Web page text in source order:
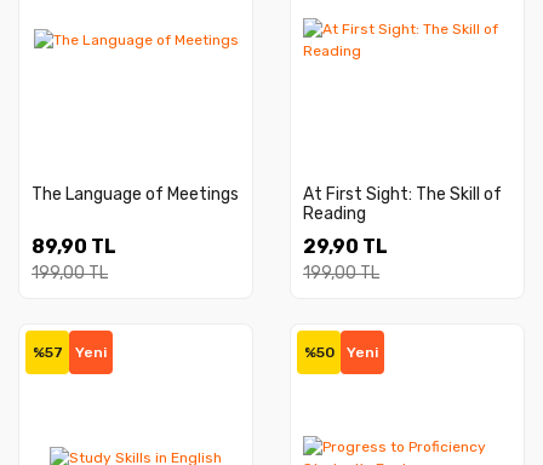
The Language of Meetings
89,90 TL
199,00 TL
At First Sight: The Skill of
Reading
29,90 TL
199,00 TL
%57 Yeni %50 Yeni